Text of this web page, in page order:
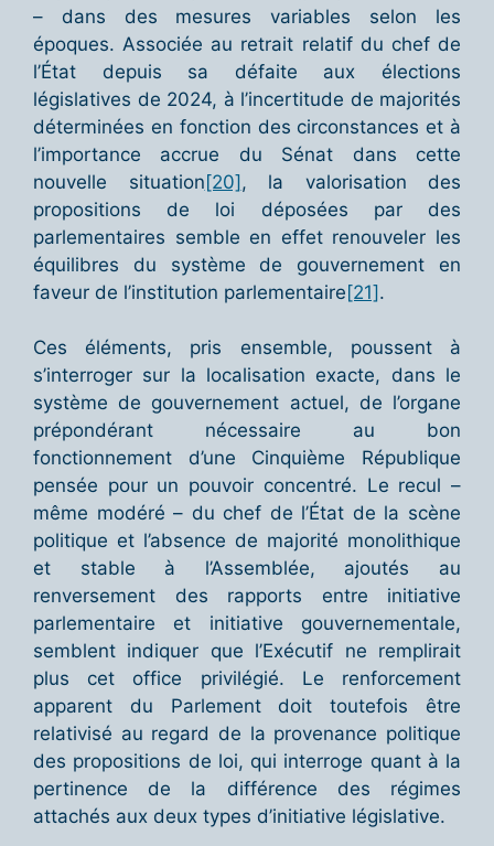
– dans des mesures variables selon les
époques. Associée au retrait relatif du chef de
l’État depuis sa défaite aux élections
législatives de 2024, à l’incertitude de majorités
déterminées en fonction des circonstances et à
l’importance accrue du Sénat dans cette
nouvelle situation[20], la valorisation des
propositions de loi déposées par des
parlementaires semble en effet renouveler les
équilibres du système de gouvernement en
faveur de l’institution parlementaire[21].
Ces éléments, pris ensemble, poussent à
s’interroger sur la localisation exacte, dans le
système de gouvernement actuel, de l’organe
prépondérant nécessaire au bon
fonctionnement d’une Cinquième République
pensée pour un pouvoir concentré. Le recul –
même modéré – du chef de l’État de la scène
politique et l’absence de majorité monolithique
et stable à l’Assemblée, ajoutés au
renversement des rapports entre initiative
parlementaire et initiative gouvernementale,
semblent indiquer que l’Exécutif ne remplirait
plus cet office privilégié. Le renforcement
apparent du Parlement doit toutefois être
relativisé au regard de la provenance politique
des propositions de loi, qui interroge quant à la
pertinence de la différence des régimes
attachés aux deux types d’initiative législative.